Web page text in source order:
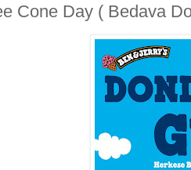
Cone Day ( Bedava